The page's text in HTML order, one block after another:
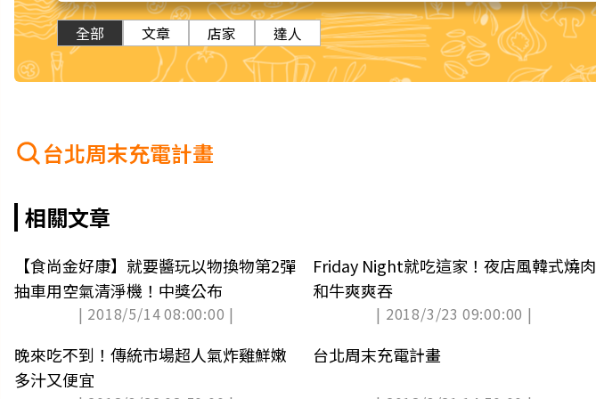
全部 文章 店家 達人
台北周末充電計畫
相關文章
【食尚金好康】就要醬玩以物換物第2彈
抽車用空氣清淨機！中獎公布
| 2018/5/14 08:00:00 |
Friday Night就吃這家！夜店風韓式燒肉
和牛爽爽吞
| 2018/3/23 09:00:00 |
晚來吃不到！傳統市場超人氣炸雞鮮嫩
多汁又便宜
台北周末充電計畫